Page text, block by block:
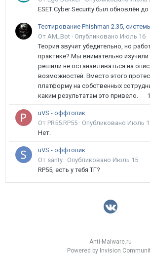
ESET Cyber Security был обновлён
От AM_Bot · Опубликовано Июль 16
Теория звучит убедительно, но
практике? Мы внимательно изучили
решили не останавливаться на
возможностей. Вместо этого
платформу на собственных
каким результатам это привело.
uVS - оффтопик
От PR55.RP55 · Опубликовано Июль
Нет.
uVS - оффтопик
От santy · Опубликовано Июль 15
RP55, есть у тебя ТГ?
Anti-Malware.ru
Powered by Invision